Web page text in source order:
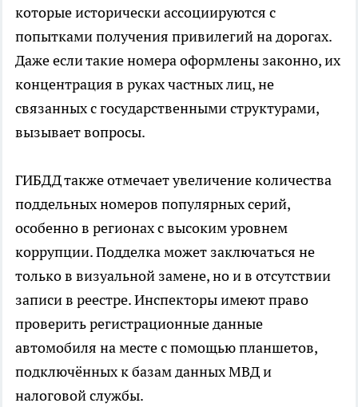
которые исторически ассоциируются с
попытками получения привилегий на дорогах.
Даже если такие номера оформлены законно, их
концентрация в руках частных лиц, не
связанных с государственными структурами,
вызывает вопросы.
ГИБДД также отмечает увеличение количества
поддельных номеров популярных серий,
особенно в регионах с высоким уровнем
коррупции. Подделка может заключаться не
только в визуальной замене, но и в отсутствии
записи в реестре. Инспекторы имеют право
проверить регистрационные данные
автомобиля на месте с помощью планшетов,
подключённых к базам данных МВД и
налоговой службы.